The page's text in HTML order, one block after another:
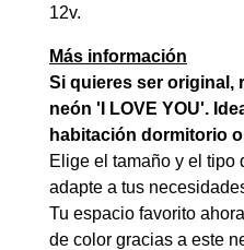
12v.
Más información
Si quieres ser original,
neón 'I LOVE YOU'.
habitación dormitorio
Elige el tamaño y el tipo
adapte a tus
Tu espacio favorito
de color gracias a este